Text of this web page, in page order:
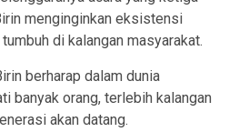
menginginkan eksistensi
di kalangan masyarakat.
berharap dalam dunia
banyak orang, terlebih kalangan
akan datang.